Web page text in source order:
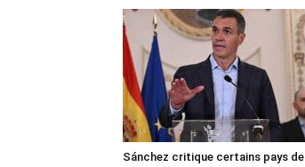
Sánchez critique certains pays de